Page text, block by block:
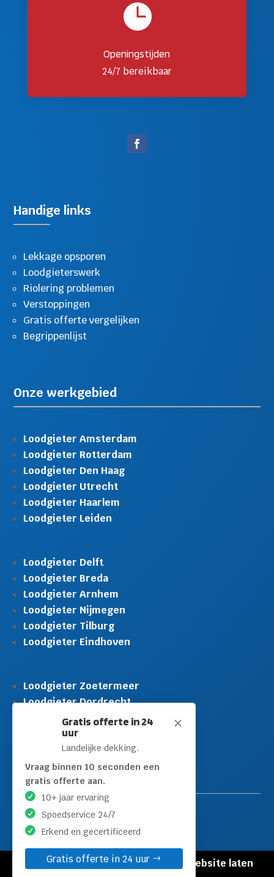

Openingstijden
24/7 bereikbaar
M
Gratis offerte in 24
uur
Landelijke dekking.
Vraag binnen 10 seconden een
gratis offerte aan.
10+ jaar ervaring
Spoedservice 24/7
Erkend en gecertificeerd
Gratis offerte in 24 uur
Handige links
Lekkage opsporen
Loodgieterswerk
Riolering problemen
Verstoppingen
Gratis offerte vergelijken
Begrippenlijst
Onze werkgebied
Loodgieter Amsterdam
Loodgieter Rotterdam
Loodgieter Den Haag
Loodgieter Utrecht
Loodgieter Haarlem
Loodgieter Leiden
Loodgieter Delft
Loodgieter Breda
Loodgieter Arnhem
Loodgieter Nijmegen
Loodgieter Tilburg
Loodgieter Eindhoven
Loodgieter Zoetermeer
Loodgieter Dordrecht
Loodgieter Rijswijk
Loodgieter Schiedam
Loodgieter Leidschendam
Loodgieter Hilversum
© Copyright Loodgieters Kwartier |
Website laten